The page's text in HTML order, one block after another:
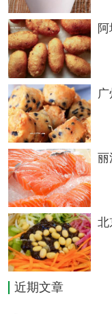
粘糯米后,装进
米色泽晶莹,洁
味道鲜美。粉
特点：肉质柔嫩
肉和鱼肉为主
黄、白丸软嫩,
武昌鱼又名团
质细嫩、脂肪
菜肴,其中以清
丽
北
近期文章